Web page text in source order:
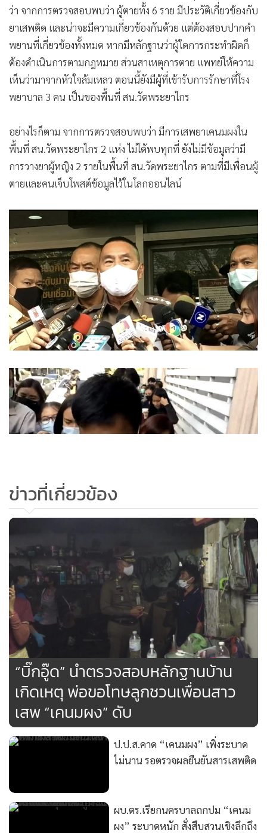
ว่า จากการตรวจสอบพบว่า ผู้ตายทั้ง 6 ราย มีประวัติเกี่ยวข้องกับ
ยาเสพติด และน่าจะมีความเกี่ยวข้องกันด้วย แต่ต้องสอบปากคำ
พยานที่เกี่ยวข้องทั้งหมด หากมีหลักฐานว่าผู้ใดการกระทำผิดก็
ต้องดำเนินการตามกฎหมาย ส่วนสาเหตุการตาย แพทย์ให้ความ
เห็นว่ามาจากหัวใจล้มเหลว ตอนนี้ยังมีผู้ที่เข้ารับการรักษาที่โรง
พยาบาล 3 คน เป็นของพื้นที่ สน.วัดพระยาไกร
อย่างไรก็ตาม จากการตรวจสอบพบว่า มีการเสพยาเคนมผงใน
พื้นที่ สน.วัดพระยาไกร 2 แห่ง ไม่ได้พบทุกที่ ยังไม่มีข้อมูลว่ามี
การวางยาผู้หญิง 2 รายในพื้นที่ สน.วัดพระยาไกร ตามที่มีเพื่อนผู้
ตายและคนเจ็บโพสต์ข้อมูลไว้ในโลกออนไลน์
ข่าวที่เกี่ยวข้อง
“บิ๊กอู๊ด” นำตรวจสอบหลักฐานบ้าน
เกิดเหตุ พ่อขอโทษลูกชวนเพื่อนสาว
เสพ “เคนมผง” ดับ
ป.ป.ส.คาด “เคนมผง” เพิ่งระบาด
ไม่นาน รอตรวจผลยืนยันสารเสพติด
ผบ.ตร.เรียกนครบาลถกปม “เคนม
ผง” ระบาดหนัก สั่งสืบสวนเชิงลึกถึง